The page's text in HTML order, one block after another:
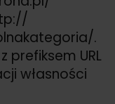
.
prefiksem URL
własności